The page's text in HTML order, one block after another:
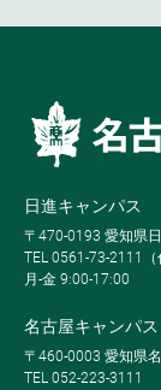
日進キャンパス
〒470-0193 愛知県
TEL 0561-73-2111（
月-金 9:00-17:00
名古屋キャンパス
〒460-0003 愛知県
TEL 052-223-3111